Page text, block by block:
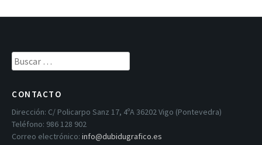
Buscar:
CONTACTO
Dirección: C/ Policarpo Sanz 17, 4ºA 36202 Vigo (Pontevedra)
Teléfono: 986 128 902
Correo electrónico: info@dubidugrafico.es